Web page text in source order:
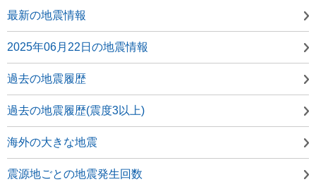
最新の地震情報
2025年06月22日の地震情報
過去の地震履歴
過去の地震履歴(震度3以上)
海外の大きな地震
震源地ごとの地震発生回数